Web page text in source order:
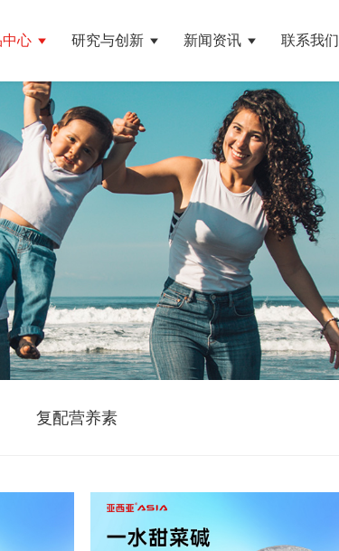
中心 研究与创新 新闻资讯 联系我们
复配营养素